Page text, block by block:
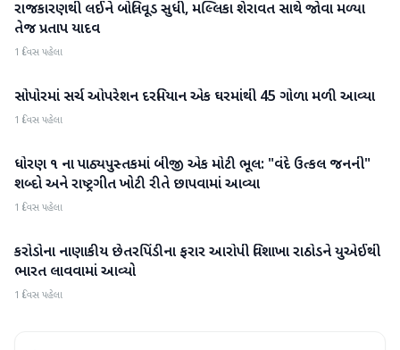
રાષ્ટ્રીય
રાજકારણથી લઈને બોલિવૂડ સુધી, મલ્લિકા શેરાવત સાથે જોવા મળ્યા
તેજ પ્રતાપ યાદવ
1 દિવસ પહેલા
રાષ્ટ્રીય
સોપોરમાં સર્ચ ઓપરેશન દરમિયાન એક ઘરમાંથી 45 ગોળા મળી આવ્યા
1 દિવસ પહેલા
રાષ્ટ્રીય
ધોરણ ૧ ના પાઠ્યપુસ્તકમાં બીજી એક મોટી ભૂલ: "વંદે ઉત્કલ જનની"
શબ્દો અને રાષ્ટ્રગીત ખોટી રીતે છાપવામાં આવ્યા
1 દિવસ પહેલા
રાષ્ટ્રીય
કરોડોના નાણાકીય છેતરપિંડીના ફરાર આરોપી વિશાખા રાઠોડને યુએઈથી
ભારત લાવવામાં આવ્યો
1 દિવસ પહેલા